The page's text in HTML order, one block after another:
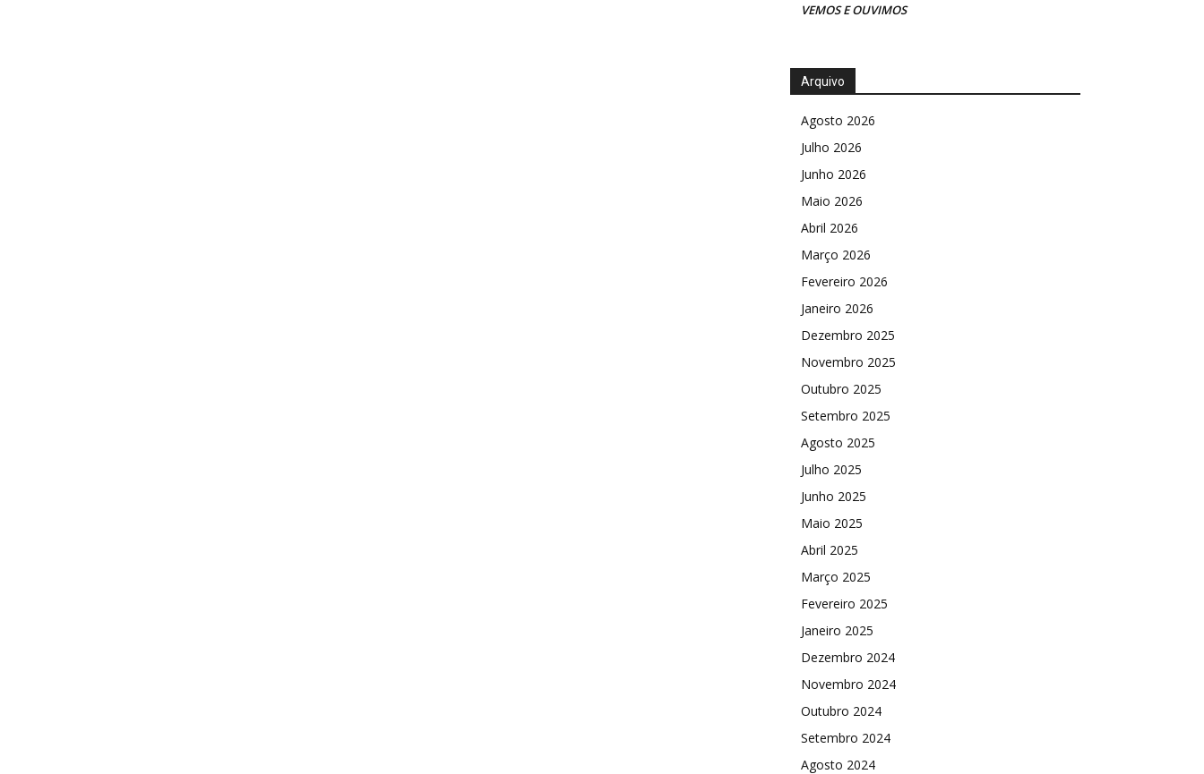
VEMOS E OUVIMOS
Arquivo
Agosto 2026
Julho 2026
Junho 2026
Maio 2026
Abril 2026
Março 2026
Fevereiro 2026
Janeiro 2026
Dezembro 2025
Novembro 2025
Outubro 2025
Setembro 2025
Agosto 2025
Julho 2025
Junho 2025
Maio 2025
Abril 2025
Março 2025
Fevereiro 2025
Janeiro 2025
Dezembro 2024
Novembro 2024
Outubro 2024
Setembro 2024
Agosto 2024